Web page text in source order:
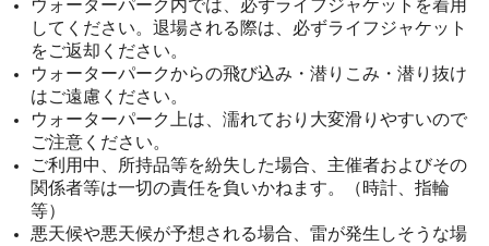
ウォーターパーク内では、必ずライフジャケットを着用
してください。退場される際は、必ずライフジャケット
をご返却ください。
ウォーターパークからの飛び込み・潜りこみ・潜り抜け
はご遠慮ください。
ウォーターパーク上は、濡れており大変滑りやすいので
ご注意ください。
ご利用中、所持品等を紛失した場合、主催者およびその
関係者等は一切の責任を負いかねます。（時計、指輪
等）
悪天候や悪天候が予想される場合、雷が発生しそうな場